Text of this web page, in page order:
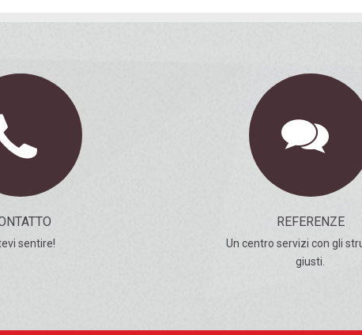
sentire!
REFERENZE
Un centro servizi con gli
giusti.